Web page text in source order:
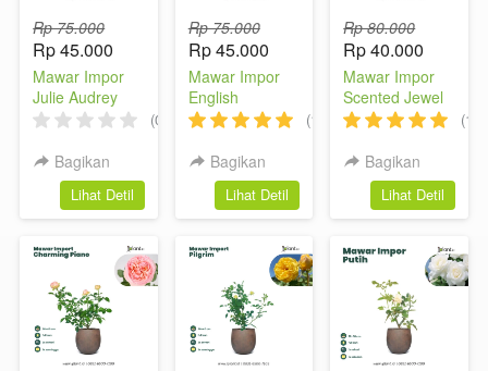
Rp 75.000
Rp 45.000
Mawar Impor
Julie Audrey
(0)
Bagikan
`Lihat Detil
Rp 75.000
Rp 45.000
Mawar Impor
English
Rose/Kate
(1)
Bagikan
`
Lihat Detil
Rp 80.000
Rp 40.000
Mawar Impor
Scented Jewel
(1)
Bagikan
`Lihat Detil